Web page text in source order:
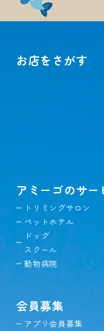
お店をさがす
アミーゴのサー
トリミングサロン
ペットホテル
ドッグ
スクール
動物病院
会員募集
アプリ会員募集